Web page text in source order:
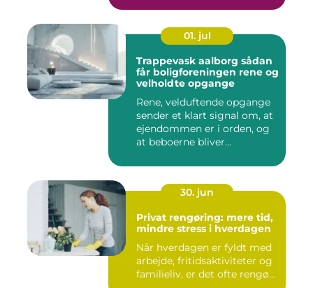
01. jul
Trappevask aalborg sådan
får boligforeningen rene og
velholdte opgange
Rene, velduftende opgange
sender et klart signal om, at
ejendommen er i orden, og
at beboerne bliver...
30. jun
Privat rengøring: mere tid,
mindre stress i hverdagen
Når hverdagen er fyldt med
arbejde, fritidsaktiviteter og
familieliv, er det ofte rengø...